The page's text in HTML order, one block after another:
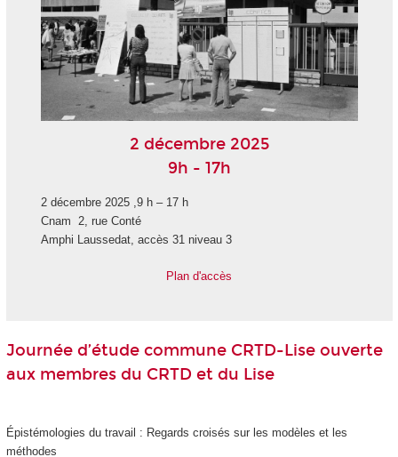
2 décembre 2025
9h - 17h
2 décembre 2025 ,9 h – 17 h
Cnam 2, rue Conté
Amphi Laussedat, accès 31 niveau 3
Plan d'accès
Journée d’étude commune CRTD-Lise ouverte
aux membres du CRTD et du Lise
Épistémologies du travail : Regards croisés sur les modèles et les
méthodes